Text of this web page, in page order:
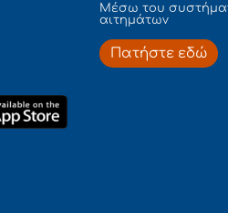
Mέσω του
αιτημάτων
Πατήστε εδώ